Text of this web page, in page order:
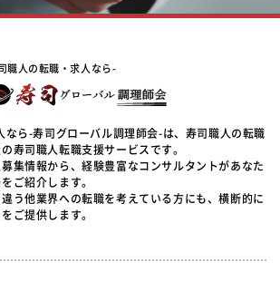
職人の転職・求人なら-
なら-寿司グローバル調理師会-は、寿司職人の転職
寿司職人転職支援サービスです。
集情報から、経験豊富なコンサルタントがあなた
ご紹介します。
う他業界への転職を考えている方にも、横断的に
ご提供します。